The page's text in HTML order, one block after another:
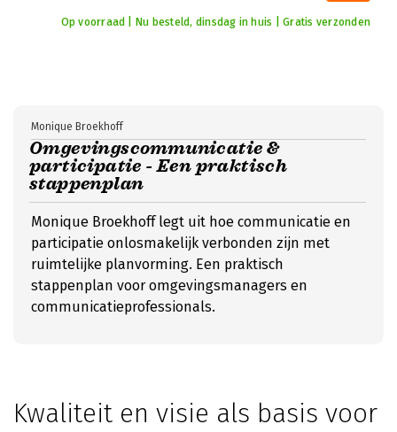
Op voorraad | Nu besteld, dinsdag in huis | Gratis verzonden
Omgevingscommunicatie &
participatie - Een praktisch
stappenplan
Monique Broekhoff
Monique Broekhoff legt uit hoe communicatie en
participatie onlosmakelijk verbonden zijn met
ruimtelijke planvorming. Een praktisch
stappenplan voor omgevingsmanagers en
communicatieprofessionals.
Kwaliteit en visie als basis voor